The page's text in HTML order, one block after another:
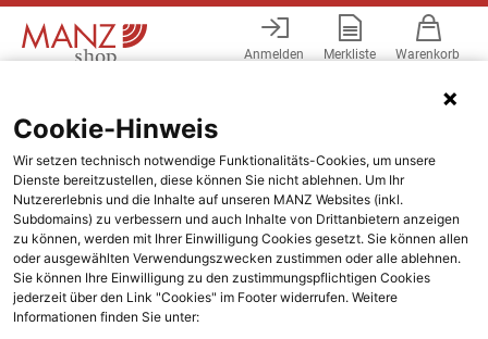
Anmelden Merkliste Warenkorb
Cookie-Hinweis
Wir setzen technisch notwendige Funktionalitäts-Cookies, um unsere
Dienste bereitzustellen, diese können Sie nicht ablehnen. Um Ihr
Nutzererlebnis und die Inhalte auf unseren MANZ Websites (inkl.
Subdomains) zu verbessern und auch Inhalte von Drittanbietern anzeigen
zu können, werden mit Ihrer Einwilligung Cookies gesetzt. Sie können allen
oder ausgewählten Verwendungszwecken zustimmen oder alle ablehnen.
Sie können Ihre Einwilligung zu den zustimmungspflichtigen Cookies
jederzeit über den Link "Cookies" im Footer widerrufen. Weitere
Informationen finden Sie unter: